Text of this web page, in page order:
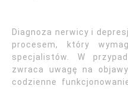
Diagnoza nerwicy i
procesem, który
specjalistów. W
zwraca uwagę na
codzienne